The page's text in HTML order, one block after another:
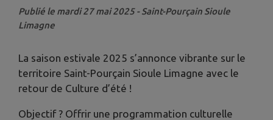
Publié le mardi 27 mai 2025 - Saint-Pourçain Sioule
Limagne
La saison estivale 2025 s’annonce vibrante sur le
territoire Saint-Pourçain Sioule Limagne avec le
retour de Culture d’été !
Objectif ? Offrir une programmation culturelle